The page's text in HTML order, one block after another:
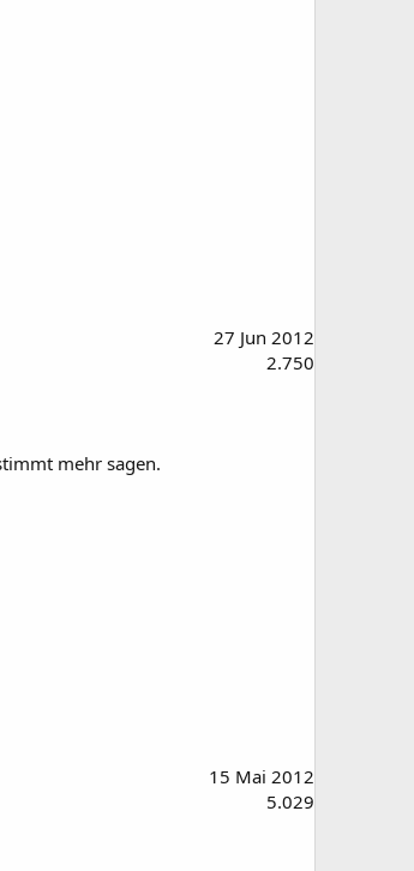
27 Jun 2012
2.750
mehr sagen.
15 Mai 2012
5.029